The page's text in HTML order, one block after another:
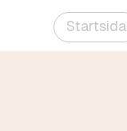
Startsida